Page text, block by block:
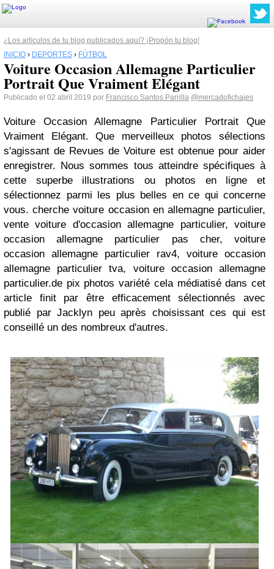
¿Los artículos de tu blog publicados aquí? ¡Propón tu blog!
INICIO › DEPORTES › FÚTBOL
Voiture Occasion Allemagne Particulier
Portrait Que Vraiment Elégant
Publicado el 02 abril 2019 por Francisco Santos Parrilla @mercadofichajes
Voiture Occasion Allemagne Particulier Portrait Que
Vraiment Elégant. Que merveilleux photos sélections
s'agissant de Revues de Voiture est obtenue pour aider
enregistrer. Nous sommes tous atteindre spécifiques à
cette superbe illustrations ou photos en ligne et
sélectionnez parmi les plus belles en ce qui concerne
vous. cherche voiture occasion en allemagne particulier,
vente voiture d'occasion allemagne particulier, voiture
occasion allemagne particulier pas cher, voiture
occasion allemagne particulier rav4, voiture occasion
allemagne particulier tva, voiture occasion allemagne
particulier.de pix photos variété cela médiatisé dans cet
article finit par être efficacement sélectionnés avec
publié par Jacklyn peu après choisissant ces qui est
conseillé un des nombreux d'autres.